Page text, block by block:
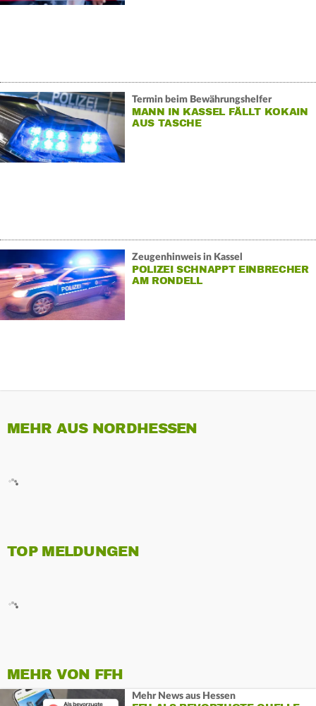
Termin beim Bewährungshelfer
MANN IN KASSEL FÄLLT KOKAIN
AUS TASCHE
Zeugenhinweis in Kassel
POLIZEI SCHNAPPT EINBRECHER
AM RONDELL
MEHR AUS NORDHESSEN
TOP MELDUNGEN
MEHR VON FFH
Mehr News aus Hessen